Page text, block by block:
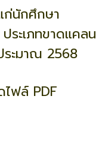
ก่นักศึกษา
ะเภทขาดแคลน
ระมาณ 2568
ฟล์ PDF